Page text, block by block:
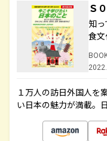
Ｓ
知
食
１万人の訪日外国人を
い日本の魅力が満載。